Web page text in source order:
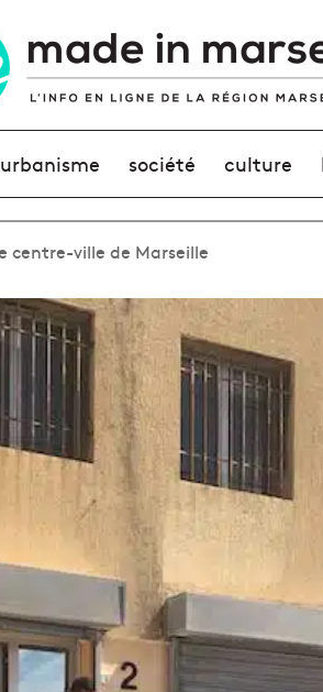
urbanisme société culture
centre-ville de Marseille